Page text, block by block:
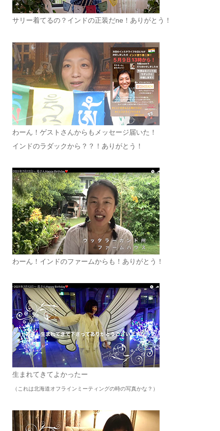
サリー着てるの？インドの正装だne！ありがとう！
わーん！ゲストさんからもメッセージ届いた！
インドのラダックから？？！ありがとう！
わーん！インドのファームからも！ありがとう！
生まれてきてよかったー
（これは北海道オフラインミーティングの時の写真かな？）